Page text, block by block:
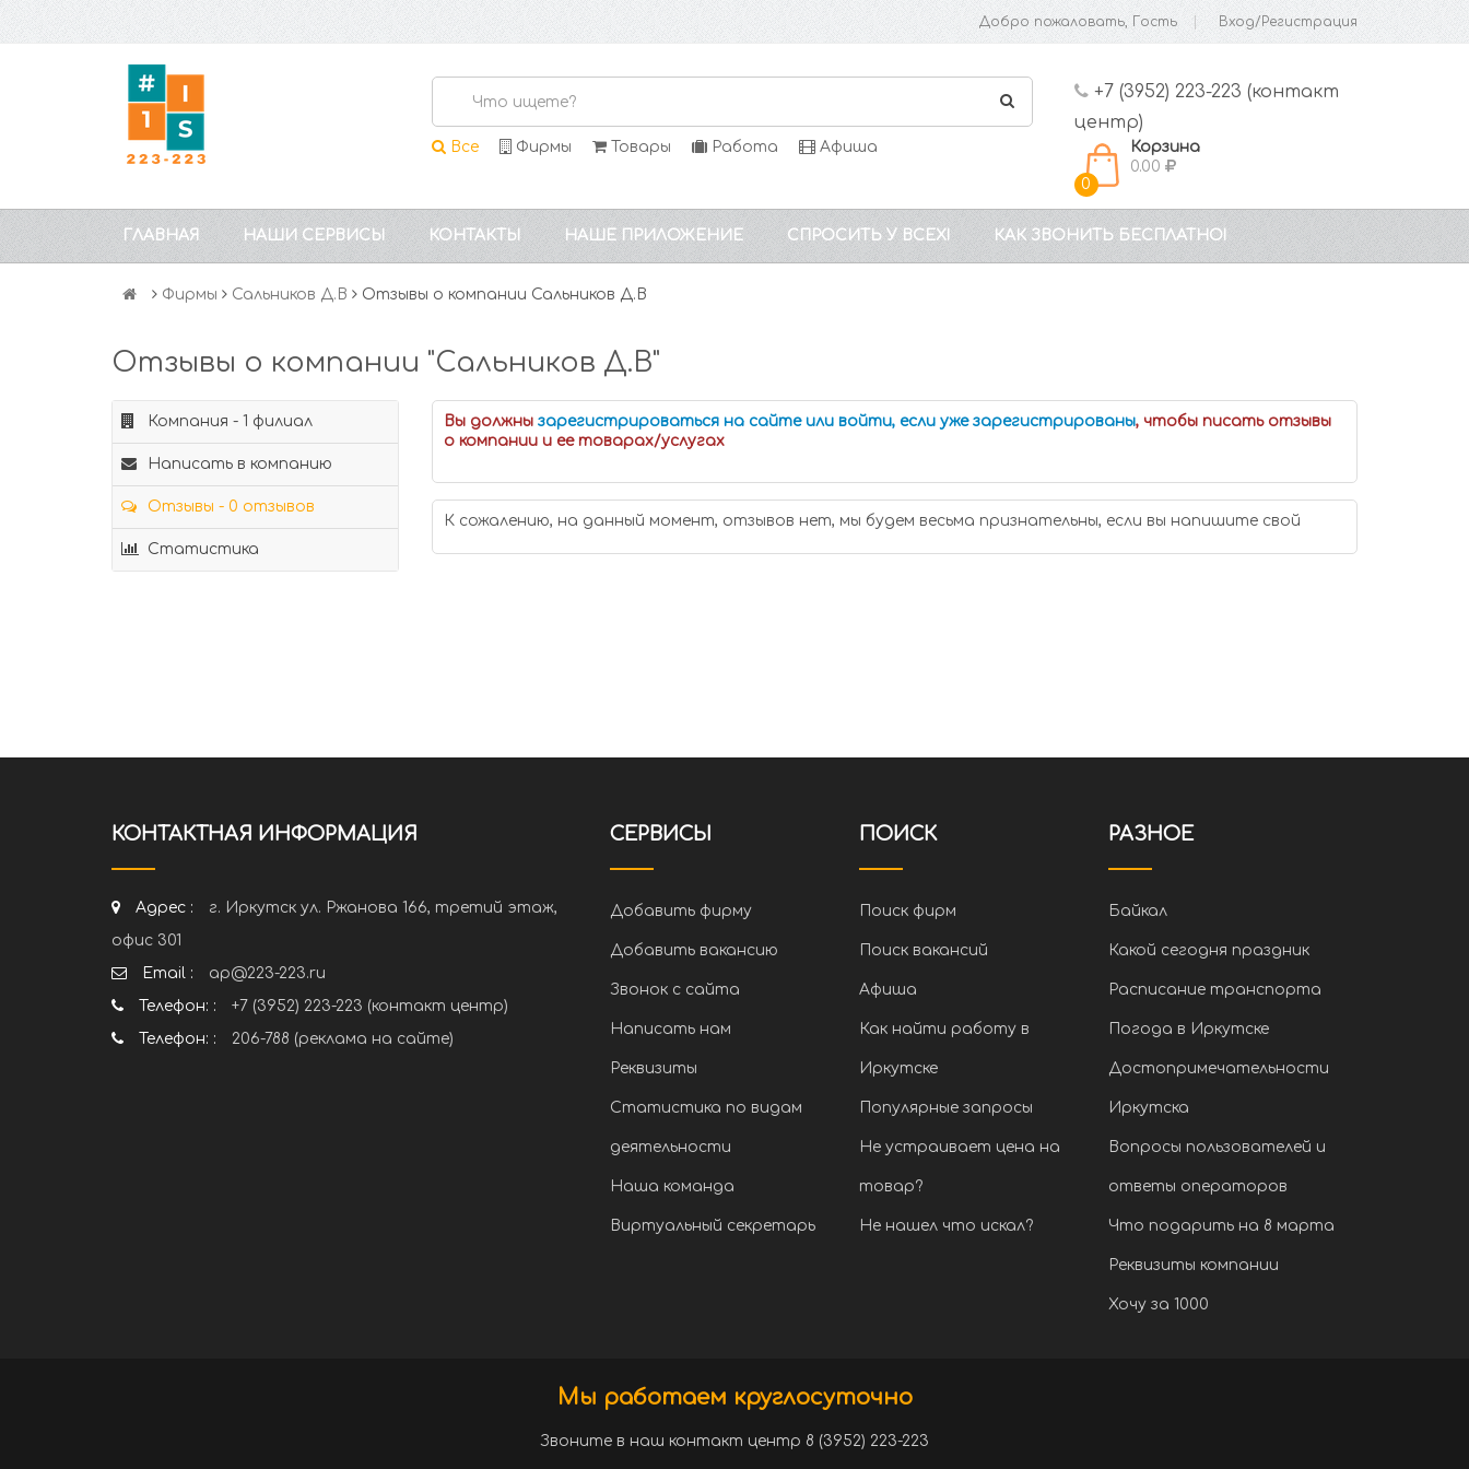
Добро пожаловать, Гость Вход/Регистрация
Все Фирмы Товары Работа Афиша
+7 (3952) 223-223 (контакт
центр)
0
Корзина
0.00
ГЛАВНАЯ НАШИ СЕРВИСЫ КОНТАКТЫ НАШЕ ПРИЛОЖЕНИЕ СПРОСИТЬ У ВСЕХ! КАК ЗВОНИТЬ БЕСПЛАТНО!
Фирмы Сальников Д.В Отзывы о компании Сальников Д.В
Отзывы о компании "Сальников Д.В"
Компания - 1 филиал
Написать в компанию
Отзывы - 0 отзывов
Статистика
Вы должны зарегистрироваться на сайте или войти, если уже зарегистрированы, чтобы писать отзывы
о компании и ее товарах/услугах
К сожалению, на данный момент, отзывов нет, мы будем весьма признательны, если вы напишите свой
КОНТАКТНАЯ ИНФОРМАЦИЯ
Адрес :
г. Иркутск ул. Ржанова 166, третий этаж,
офис 301
Email :
ap@223-223.ru
Телефон: :
+7 (3952) 223-223 (контакт центр)
Телефон: :
206-788 (реклама на сайте)
СЕРВИСЫ
Добавить фирму
Добавить вакансию
Звонок с сайта
Написать нам
Реквизиты
Статистика по видам
деятельности
Наша команда
Виртуальный секретарь
ПОИСК
Поиск фирм
Поиск вакансий
Афиша
Как найти работу в
Иркутске
Популярные запросы
Не устраивает цена на
товар?
Не нашел что искал?
РАЗНОЕ
Байкал
Какой сегодня праздник
Расписание транспорта
Погода в Иркутске
Достопримечательности
Иркутска
Вопросы пользователей и
ответы операторов
Что подарить на 8 марта
Реквизиты компании
Хочу за 1000
Мы работаем круглосуточно
Звоните в наш контакт центр 8 (3952) 223-223